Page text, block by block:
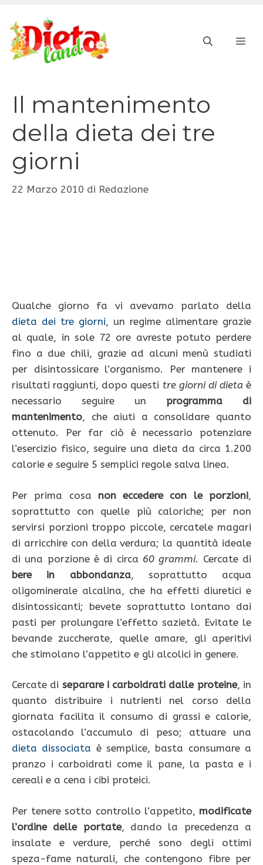
contenuto
Il mantenimento
della dieta dei tre
giorni
22 Marzo 2010 di Redazione
Qualche giorno fa vi avevamo parlato della
dieta dei tre giorni, un regime alimentare grazie
al quale, in sole 72 ore avreste potuto perdere
fino a due chili, grazie ad alcuni menù studiati
per disintossicare l’organismo. Per mantenere i
risultati raggiunti, dopo questi tre giorni di dieta è
necessario seguire un programma di
mantenimento, che aiuti a consolidare quanto
ottenuto. Per far ciò è necessario potenziare
l’esercizio fisico, seguire una dieta da circa 1.200
calorie e seguire 5 semplici regole salva linea.
Per prima cosa non eccedere con le porzioni,
soprattutto con quelle più caloriche; per non
servirsi porzioni troppo piccole, cercatele magari
di arricchire con della verdura; la quantità ideale
di una porzione è di circa 60 grammi. Cercate di
bere in abbondanza, soprattutto acqua
oligominerale alcalina, che ha effetti diuretici e
disintossicanti; bevete soprattutto lontano dai
pasti per prolungare l’effetto sazietà. Evitate le
bevande zuccherate, quelle amare, gli aperitivi
che stimolano l’appetito e gli alcolici in genere.
Cercate di separare i carboidrati dalle proteine, in
quanto distribuire i nutrienti nel corso della
giornata facilita il consumo di grassi e calorie,
ostacolando l’accumulo di peso; attuare una
dieta dissociata è semplice, basta consumare a
pranzo i carboidrati come il pane, la pasta e i
cereali e a cena i cibi proteici.
Per tenere sotto controllo l’appetito, modificate
l’ordine delle portate, dando la precedenza a
insalate e verdure, perché sono degli ottimi
speza-fame naturali, che contengono fibre per